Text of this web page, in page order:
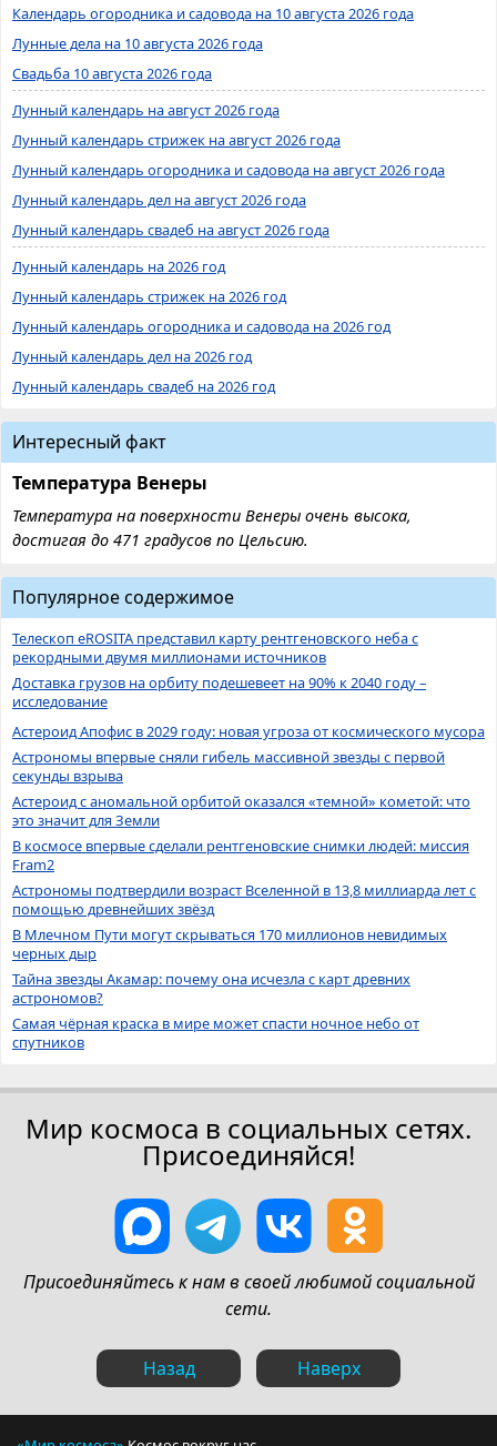
Календарь огородника и садовода на 10 августа 2026 года
Лунные дела на 10 августа 2026 года
Свадьба 10 августа 2026 года
Лунный календарь на август 2026 года
Лунный календарь стрижек на август 2026 года
Лунный календарь огородника и садовода на август 2026 года
Лунный календарь дел на август 2026 года
Лунный календарь свадеб на август 2026 года
Лунный календарь на 2026 год
Лунный календарь стрижек на 2026 год
Лунный календарь огородника и садовода на 2026 год
Лунный календарь дел на 2026 год
Лунный календарь свадеб на 2026 год
Интересный факт
Температура Венеры
Температура на поверхности Венеры очень высока,
достигая до 471 градусов по Цельсию.
Популярное содержимое
Телескоп eROSITA представил карту рентгеновского неба с
рекордными двумя миллионами источников
Доставка грузов на орбиту подешевеет на 90% к 2040 году –
исследование
Астероид Апофис в 2029 году: новая угроза от космического мусора
Астрономы впервые сняли гибель массивной звезды с первой
секунды взрыва
Астероид с аномальной орбитой оказался «темной» кометой: что
это значит для Земли
В космосе впервые сделали рентгеновские снимки людей: миссия
Fram2
Астрономы подтвердили возраст Вселенной в 13,8 миллиарда лет с
помощью древнейших звёзд
В Млечном Пути могут скрываться 170 миллионов невидимых
черных дыр
Тайна звезды Акамар: почему она исчезла с карт древних
астрономов?
Самая чёрная краска в мире может спасти ночное небо от
спутников
Мир космоса в социальных сетях.
Присоединяйся!
Присоединяйтесь к нам в своей любимой социальной
сети.
Назад Наверх